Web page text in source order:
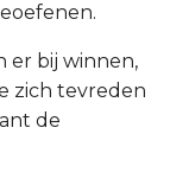
er bij winnen,
zich tevreden
de